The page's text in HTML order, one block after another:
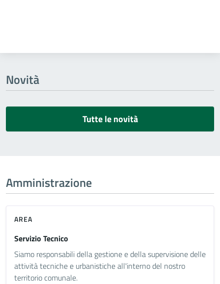
Novità
Tutte le novità
Amministrazione
AREA
Servizio Tecnico
Siamo responsabili della gestione e della supervisione delle
attività tecniche e urbanistiche all'interno del nostro
territorio comunale.